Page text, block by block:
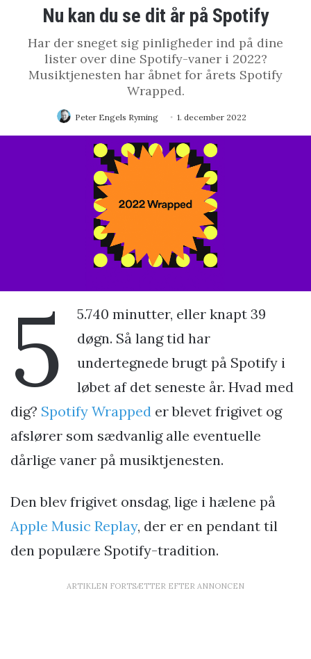
Nu kan du se dit år på Spotify
Har der sneget sig pinligheder ind på dine
lister over dine Spotify-vaner i 2022?
Musiktjenesten har åbnet for årets Spotify
Wrapped.
Peter Engels Ryming 1. december 2022
5
5.740 minutter, eller knapt 39
døgn. Så lang tid har
undertegnede brugt på Spotify i
løbet af det seneste år. Hvad med
dig? Spotify Wrapped er blevet frigivet og
afslører som sædvanlig alle eventuelle
dårlige vaner på musiktjenesten.
Den blev frigivet onsdag, lige i hælene på
Apple Music Replay, der er en pendant til
den populære Spotify-tradition.
ARTIKLEN FORTSÆTTER EFTER ANNONCEN